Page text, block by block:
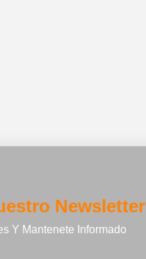
Newsletter
Y Mantenete Informado